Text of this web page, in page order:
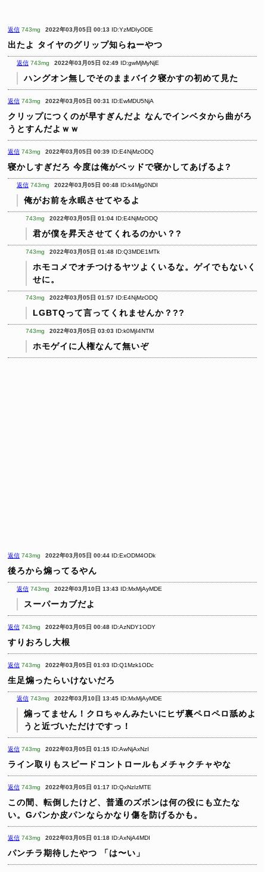
返信 743mg 2022年03月05日 00:13 ID:YzMDIyODE
出たよ タイヤのグリップ知らねーやつ
返信 743mg 2022年03月05日 02:49 ID:gwMjMyNjE
ハングオン無しでそのままバイク寝かすの初めて見た
返信 743mg 2022年03月05日 00:31 ID:EwMDU5NjA
クリップにつくのが早すぎんだよ なんでインベタから曲がろ
うとすんだよｗｗ
返信 743mg 2022年03月05日 00:39 ID:E4NjMzODQ
寝かしすぎだろ 今度は俺がベッドで寝かしてあげるよ?
返信 743mg 2022年03月05日 00:48 ID:k4Mjg0NDI
俺がお前を永眠させてやるよ
743mg 2022年03月05日 01:04 ID:E4NjMzODQ
君が僕を昇天させてくれるのかい？?
743mg 2022年03月05日 01:48 ID:Q3MDE1MTk
ホモコメでオチつけるヤツよくいるな。ゲイでもないく
せに。
743mg 2022年03月05日 01:57 ID:E4NjMzODQ
LGBTQって言ってくれませんか？?️‍?
743mg 2022年03月05日 03:03 ID:k0MjI4NTM
ホモゲイに人権なんて無いぞ
返信 743mg 2022年03月05日 00:44 ID:ExODM4ODk
後ろから煽ってるやん
返信 743mg 2022年03月10日 13:43 ID:MxMjAyMDE
スーパーカブだよ
返信 743mg 2022年03月05日 00:48 ID:AzNDY1ODY
すりおろし大根
返信 743mg 2022年03月05日 01:03 ID:Q1Mzk1ODc
生足煽ったらいけないだろ
返信 743mg 2022年03月10日 13:45 ID:MxMjAyMDE
煽ってません！クロちゃんみたいにヒザ裏ペロペロ舐めよ
うと近づいただけですっ！
返信 743mg 2022年03月05日 01:15 ID:AwNjAxNzI
ライン取りもスピードコントロールもメチャクチャやな
返信 743mg 2022年03月05日 01:17 ID:QxNzIzMTE
この間、転倒したけど、普通のズボンは何の役にも立たな
い。Gパンか皮パンならかなり傷を防げるかも。
返信 743mg 2022年03月05日 01:18 ID:AxNjA4MDI
パンチラ期待したやつ 「は〜い」